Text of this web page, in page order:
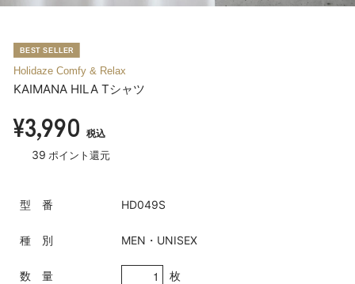
Holidaze Comfy & Relax
KAIMANA HILA Tシャツ
¥3,990 税込
39 ポイント還元
型 番 HD049S
種 別 MEN・UNISEX
数 量 枚